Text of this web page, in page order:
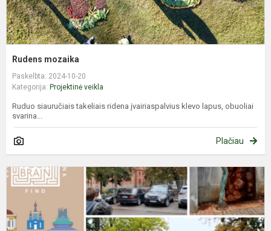
Rudens mozaika
Paskelbta: 2024-10-20
Kategorija: Projektinė veikla
Ruduo siauručiais takeliais ridena įvairiaspalvius klevo lapus, obuoliai
svarina...
Plačiau